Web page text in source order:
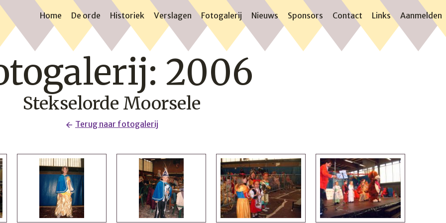
Home De orde Historiek Verslagen Fotogalerij Nieuws Sponsors Contact Links Aanmelden
2006
Stekselorde Moorsele
arrow_back Terug naar fotogalerij